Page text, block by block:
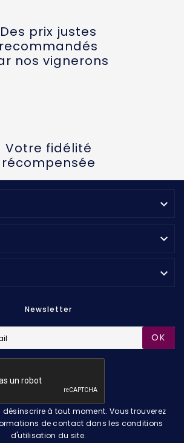
Des prix justes
recommandés
nos vignerons
Votre fidélité
récompensée



Newsletter
OK
désinscrire à tout moment. Vous trouverez
de contact dans les conditions
d'utilisation du site.